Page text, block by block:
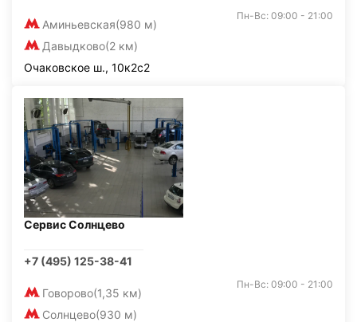
Аминьевская(980 м)
Давыдково(2 км)
Пн-Вс: 09:00 - 21:00
Очаковское ш., 10к2с2
Сервис Солнцево
+7 (495) 125-38-41
Говорово(1,35 км)
Солнцево(930 м)
Пн-Вс: 09:00 - 21:00